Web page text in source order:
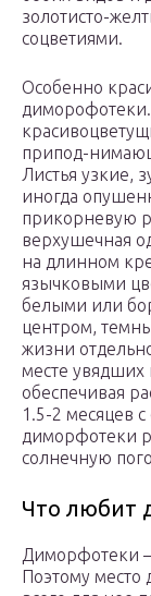
золотисто-
соцветиями.
Особенно
припод-
Листья узкие,
иногда
прикорневую
верхушечная
на длинном
язычковыми
белыми или
центром,
жизни
месте увядших
обеспечивая
1.5-2 месяцев
диморфотеки
солнечную
Что любит
Диморфотеки
Поэтому